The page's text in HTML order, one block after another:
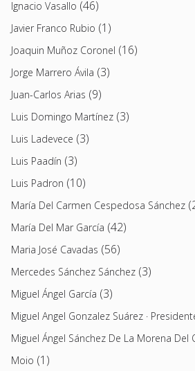
Ignacio Vasallo (46)
Javier Franco Rubio (1)
Joaquin Muñoz Coronel (16)
Jorge Marrero Ávila (3)
Juan-Carlos Arias (9)
Luis Domingo Martínez (3)
Luis Ladevece (3)
Luis Paadín (3)
Luis Padron (10)
María Del Carmen Cespedosa Sánchez
María Del Mar García (42)
Maria José Cavadas (56)
Mercedes Sánchez Sánchez (3)
Miguel Ángel García (3)
Miguel Angel Gonzalez Suárez ·
Miguel Ángel Sánchez De La Morena Del
Moio (1)